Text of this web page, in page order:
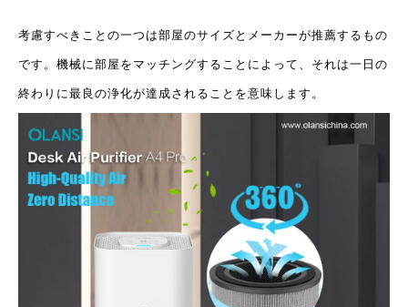
考慮すべきことの一つは部屋のサイズとメーカーが推薦するもの
です。機械に部屋をマッチングすることによって、それは一日の
終わりに最良の浄化が達成されることを意味します。